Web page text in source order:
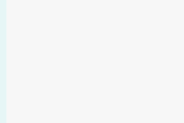
Một vị trí hiếm còn lại
Một góc tái định cư X1